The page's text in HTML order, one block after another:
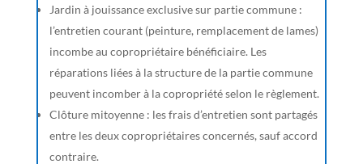
Jardin à jouissance exclusive sur partie commune :
l’entretien courant (peinture, remplacement de lames)
incombe au copropriétaire bénéficiaire. Les
réparations liées à la structure de la partie commune
peuvent incomber à la copropriété selon le règlement.
Clôture mitoyenne : les frais d’entretien sont partagés
entre les deux copropriétaires concernés, sauf accord
contraire.